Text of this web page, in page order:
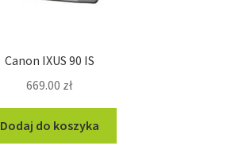
Canon IXUS 90 IS
669.00 zł
Dodaj do koszyka